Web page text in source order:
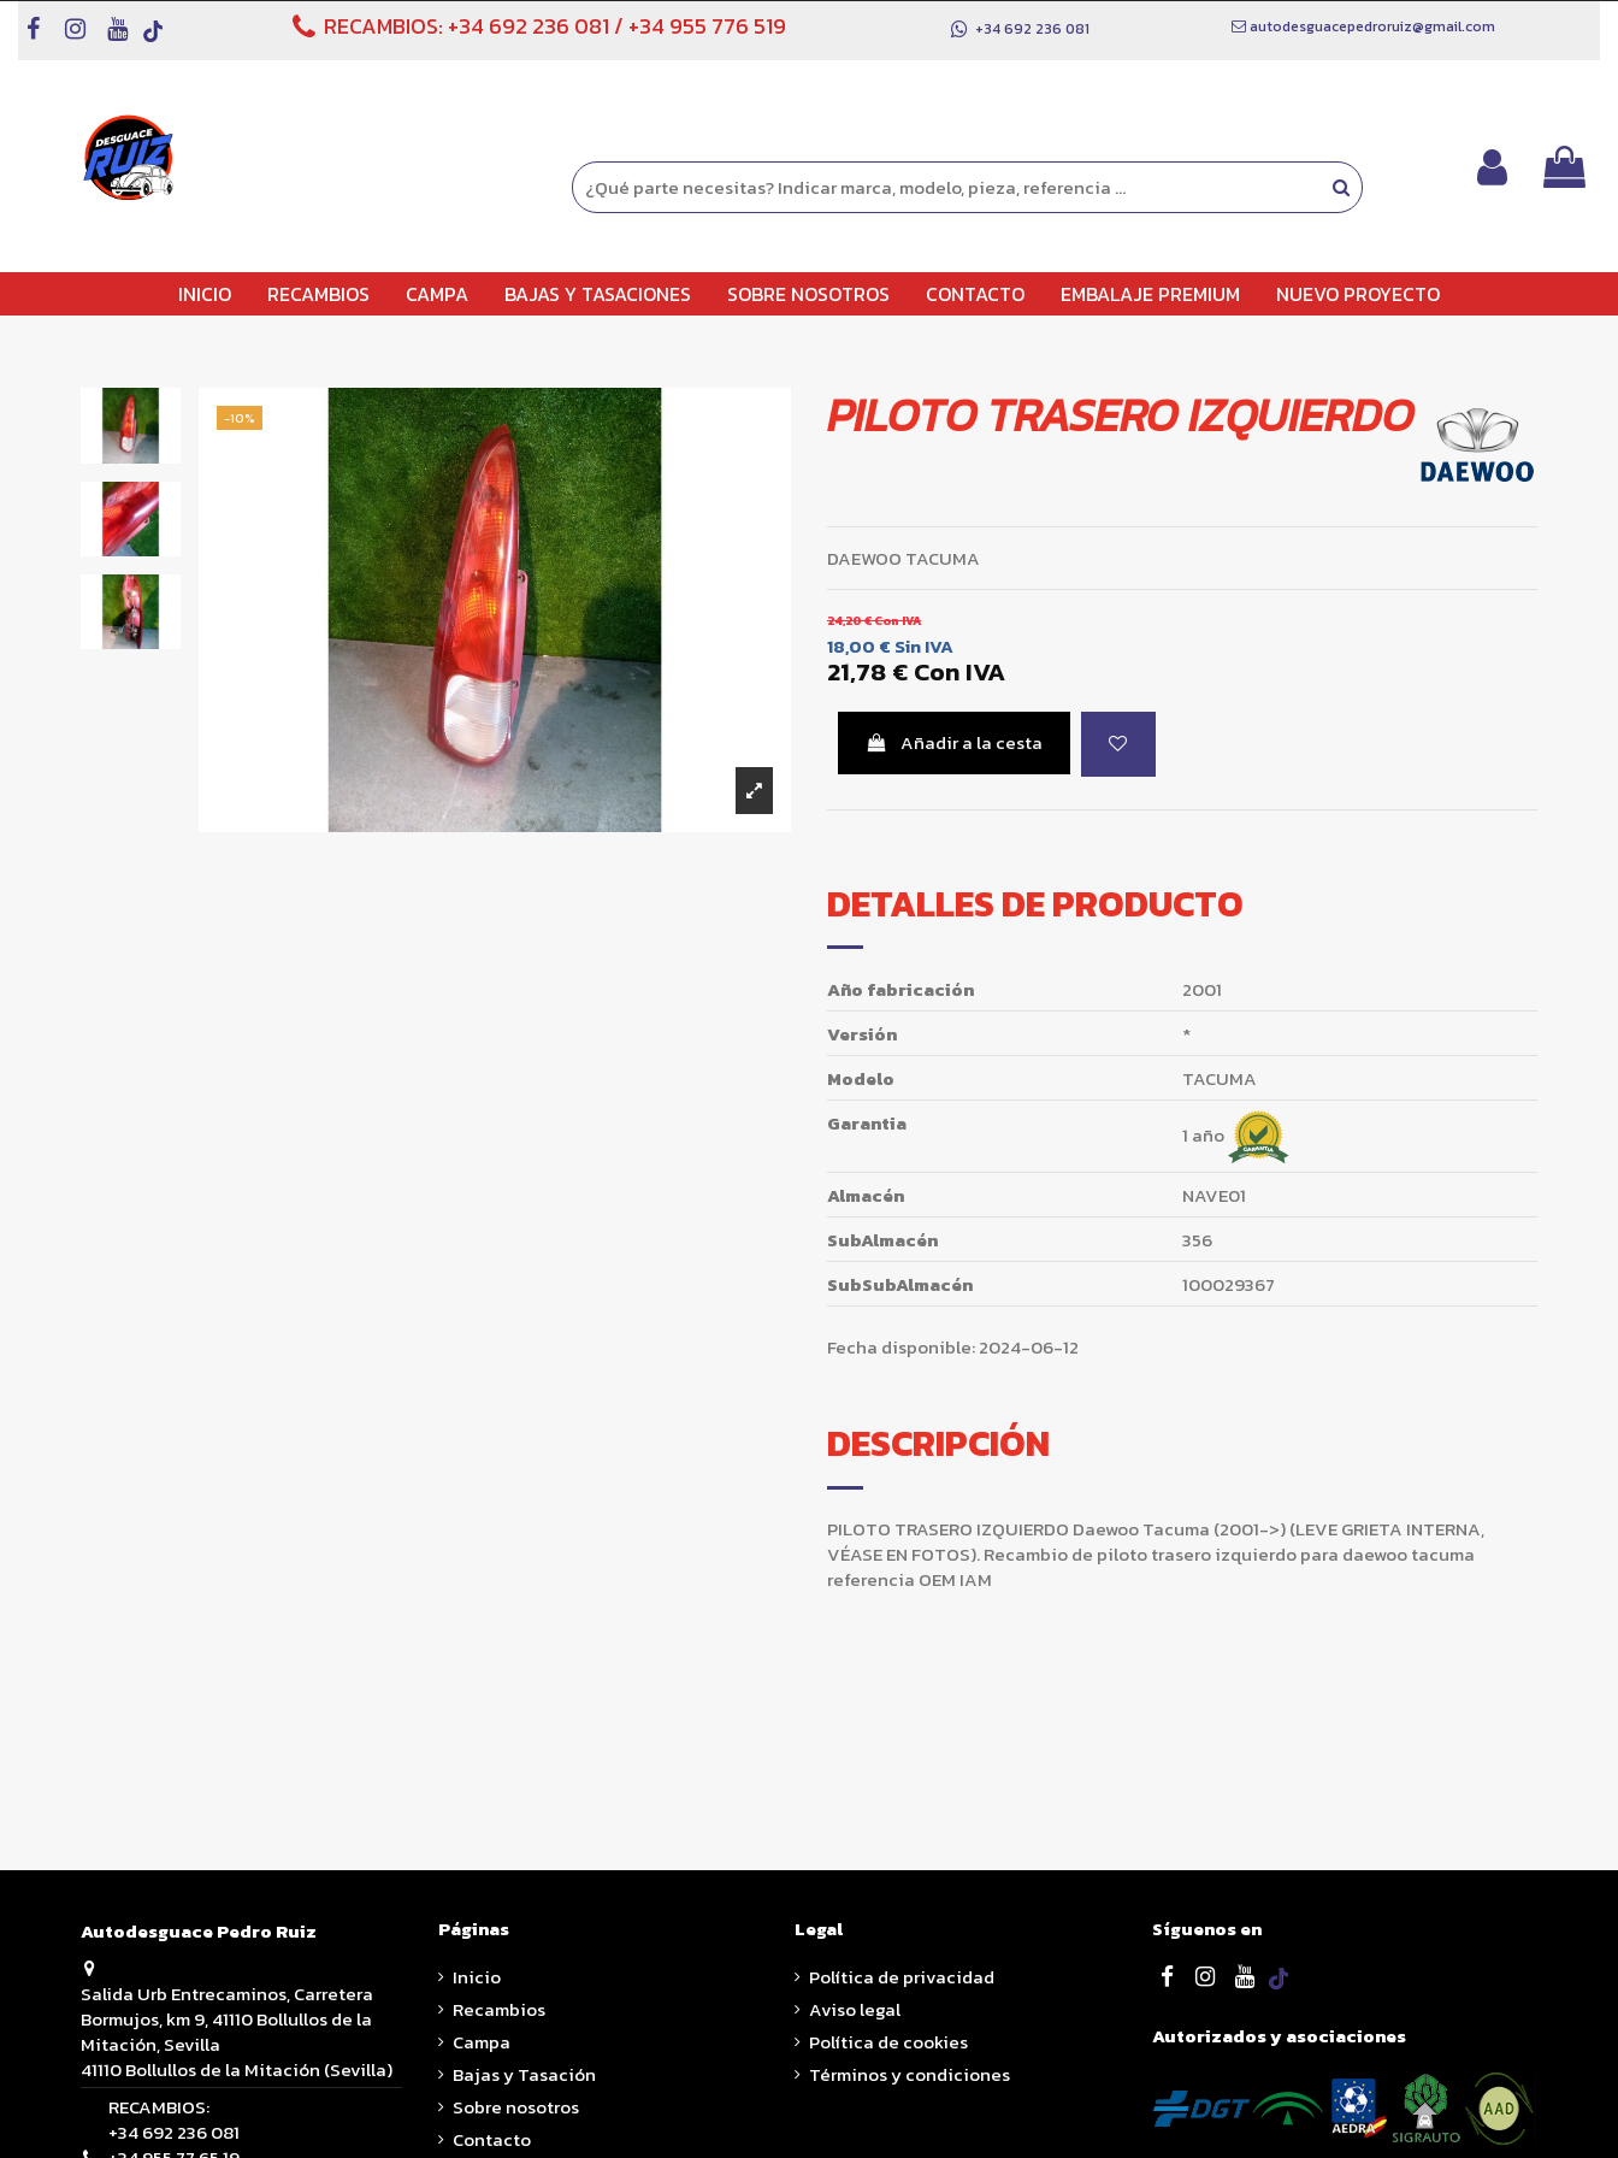
RECAMBIOS: +34 692 236 081 / +34 955 776 519 +34 692 236 081 autodesguacepedroruiz@gmail.com
INICIO RECAMBIOS CAMPA BAJAS Y TASACIONES SOBRE NOSOTROS CONTACTO EMBALAJE PREMIUM NUEVO PROYECTO
-10% PILOTO TRASERO IZQUIERDO
DAEWOO TACUMA
24,20 €Con IVA
18,00 € Sin IVA
21,78 €Con IVA
Añadir a la cesta
DETALLES DE PRODUCTO
Año fabricación
2001
Versión
*
Modelo
TACUMA
Garantia
1 año
Almacén
NAVE01
SubAlmacén
356
SubSubAlmacén
100029367
Fecha disponible:2024-06-12
DESCRIPCIÓN
PILOTO TRASERO IZQUIERDO Daewoo Tacuma (2001->) (LEVE GRIETA INTERNA,
VÉASE EN FOTOS). Recambio de piloto trasero izquierdo para daewoo tacuma
referencia OEM IAM
Autodesguace Pedro Ruiz
Salida Urb Entrecaminos, Carretera
Bormujos, km 9, 41110 Bollullos de la
Mitación, Sevilla
41110 Bollullos de la Mitación (Sevilla)
RECAMBIOS:
+34 692 236 081
Páginas
Inicio
Recambios
Campa
Bajas y Tasación
Sobre nosotros
Contacto
Legal
Política de privacidad
Aviso legal
Política de cookies
Términos y condiciones
Síguenos en
Autorizados y asociaciones